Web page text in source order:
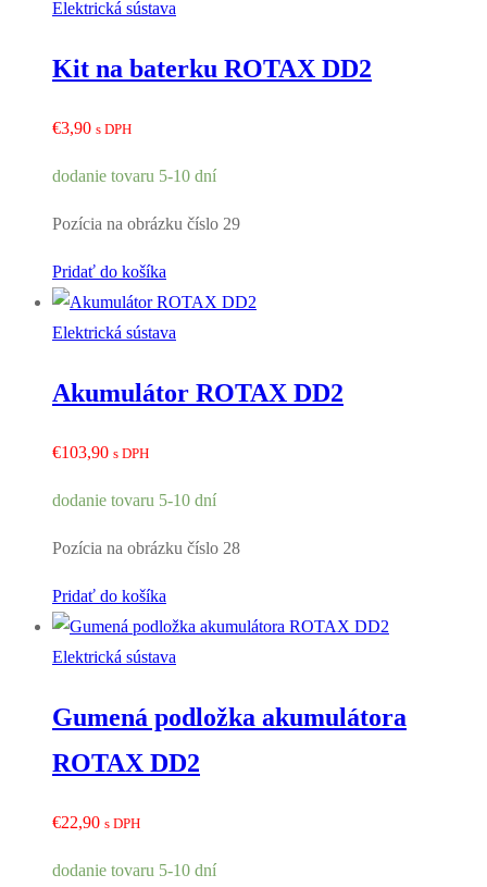
Elektrická sústava
Kit na baterku ROTAX DD2
€3,90 s DPH
dodanie tovaru 5-10 dní
Pozícia na obrázku číslo 29
Pridať do košíka
Elektrická sústava
Akumulátor ROTAX DD2
€103,90 s DPH
dodanie tovaru 5-10 dní
Pozícia na obrázku číslo 28
Pridať do košíka
Elektrická sústava
Gumená podložka akumulátora
ROTAX DD2
€22,90 s DPH
dodanie tovaru 5-10 dní